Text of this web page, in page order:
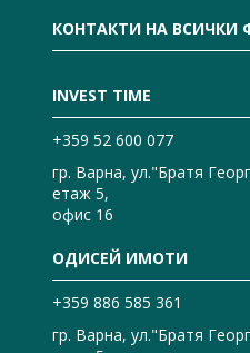
КОНТАКТИ НА ВСИЧКИ
INVEST TIME
+359 52 600 077
гр. Варна, ул."Братя
етаж 5,
офис 16
ОДИСЕЙ ИМОТИ
+359 886 585 361
гр. Варна, ул."Братя